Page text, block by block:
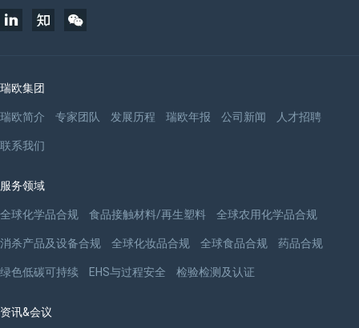
瑞欧集团
瑞欧简介 专家团队 发展历程 瑞欧年报 公司新闻 人才招聘
联系我们
服务领域
全球化学品合规 食品接触材料/再生塑料 全球农用化学品合规
消杀产品及设备合规 全球化妆品合规 全球食品合规 药品合规
绿色低碳可持续 EHS与过程安全 检验检测及认证
资讯&会议